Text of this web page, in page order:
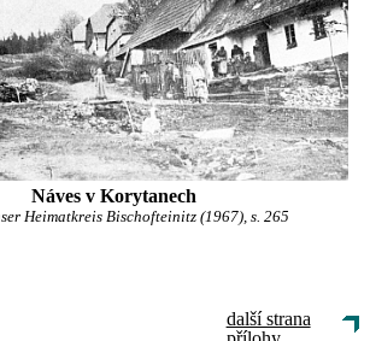
Náves v Korytanech
Heimatkreis Bischofteinitz (1967), s. 265
další strana